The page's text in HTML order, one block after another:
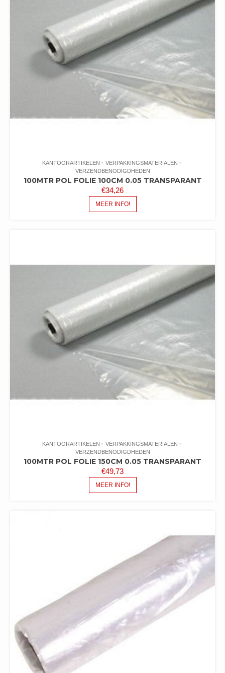
KANTOORARTIKELEN
VERPAKKINGSMATERIALEN
VERZENDBENODIGDHEDEN
100MTR POL FOLIE 100CM 0.05 TRANSPARANT
€34,26
MEER INFO!
KANTOORARTIKELEN
VERPAKKINGSMATERIALEN
VERZENDBENODIGDHEDEN
100MTR POL FOLIE 150CM 0.05 TRANSPARANT
€49,73
MEER INFO!